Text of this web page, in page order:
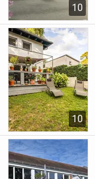
10
10